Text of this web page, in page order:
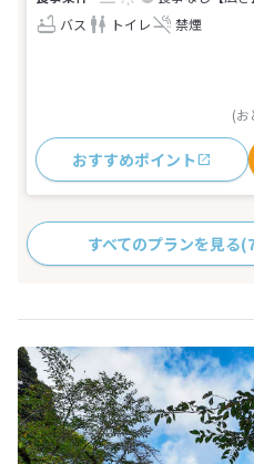
バス
トイレ 禁煙
(お
おすすめポイント
すべてのプランを見る